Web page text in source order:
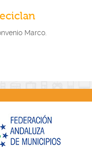
Marco.